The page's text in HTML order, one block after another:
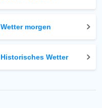
Wetter morgen
Historisches Wetter